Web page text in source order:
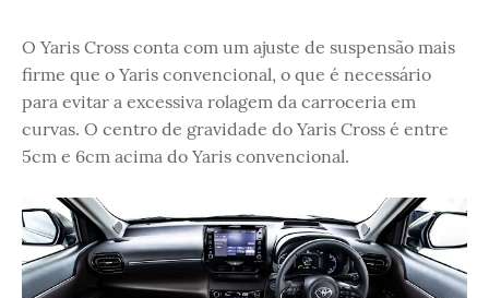
O Yaris Cross conta com um ajuste de suspensão mais
firme que o Yaris convencional, o que é necessário
para evitar a excessiva rolagem da carroceria em
curvas. O centro de gravidade do Yaris Cross é entre
5cm e 6cm acima do Yaris convencional.